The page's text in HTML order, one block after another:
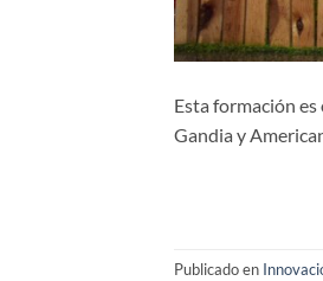
Esta formación
Gandia y
Publicado en